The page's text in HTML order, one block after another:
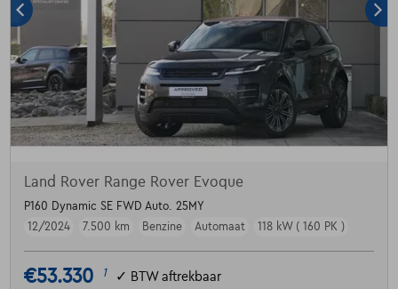
Land Rover Range Rover Evoque
P160 Dynamic SE FWD Auto. 25MY
12/2024
7.500 km Benzine Automaat 118 kW ( 160 PK )
€53.330 1 ✓ BTW aftrekbaar